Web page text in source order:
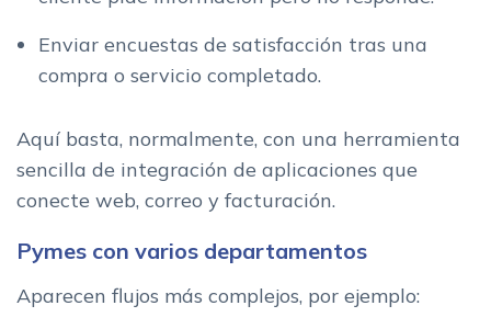
Enviar encuestas de satisfacción tras una
compra o servicio completado.
Aquí basta, normalmente, con una herramienta
sencilla de integración de aplicaciones que
conecte web, correo y facturación.
Pymes con varios departamentos
Aparecen flujos más complejos, por ejemplo: